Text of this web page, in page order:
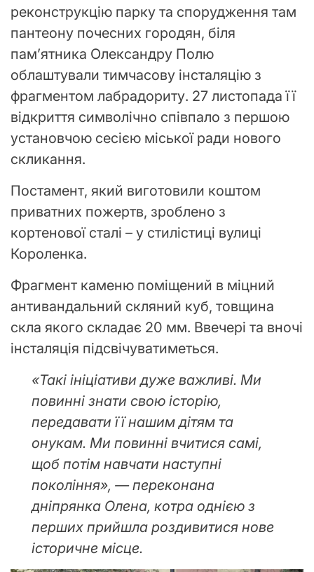
реконструкцію парку та спорудження там
пантеону почесних городян, біля
пам’ятника Олександру Полю
облаштували тимчасову інсталяцію з
фрагментом лабрадориту. 27 листопада її
відкриття символічно співпало з першою
установчою сесією міської ради нового
скликання.
Постамент, який виготовили коштом
приватних пожертв, зроблено з
кортенової сталі – у стилістиці вулиці
Короленка.
Фрагмент каменю поміщений в міцний
антивандальний скляний куб, товщина
скла якого складає 20 мм. Ввечері та вночі
інсталяція підсвічуватиметься.
«Такі ініціативи дуже важливі. Ми
повинні знати свою історію,
передавати її нашим дітям та
онукам. Ми повинні вчитися самі,
щоб потім навчати наступні
покоління», — переконана
дніпрянка Олена, котра однією з
перших прийшла роздивитися нове
історичне місце.